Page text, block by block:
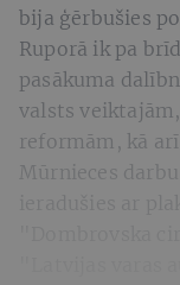
bija ģērbušies
Ruporā ik pa
pasākuma
valsts
reformām, kā
Mūrnieces